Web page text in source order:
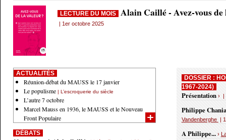
LECTURE DU MOIS Alain Caillé - Avez-vous
| 1er octobre 2025
DOSSIER :
1967-2024)
Présentation › |
Philippe
Vandenberghe |
A Philippe... ›
ACTUALITÉS
Réunion-débat du MAUSS le 17 janvier
Le populisme | L’escroquerie du siècle
L’autre 7 octobre
Marcel Mauss en 1936, le MAUSS et le Nouveau
Front Populaire
DÉBATS